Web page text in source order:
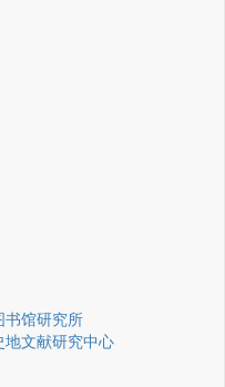
书馆研究所
文献研究中心